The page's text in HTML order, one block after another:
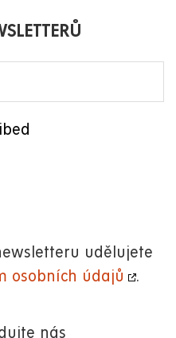
udělujete
osobních údajů
.
nás